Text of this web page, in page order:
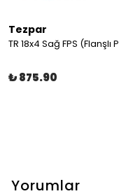
Tezpar
₺ 875.90
Yorumlar